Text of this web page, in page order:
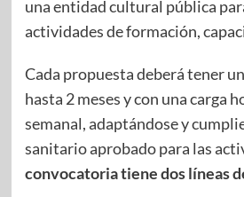
una entidad cultural pública
actividades de formación,
Cada propuesta deberá tener
hasta 2 meses y con una carga
semanal, adaptándose y
sanitario aprobado para las
convocatoria tiene dos líneas